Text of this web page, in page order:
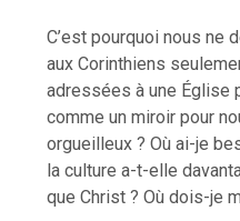
C’est pourquoi nous ne
aux Corinthiens
adressées à une Église
comme un miroir pour
orgueilleux ? Où ai-je
la culture a-t-elle
que Christ ? Où dois-je